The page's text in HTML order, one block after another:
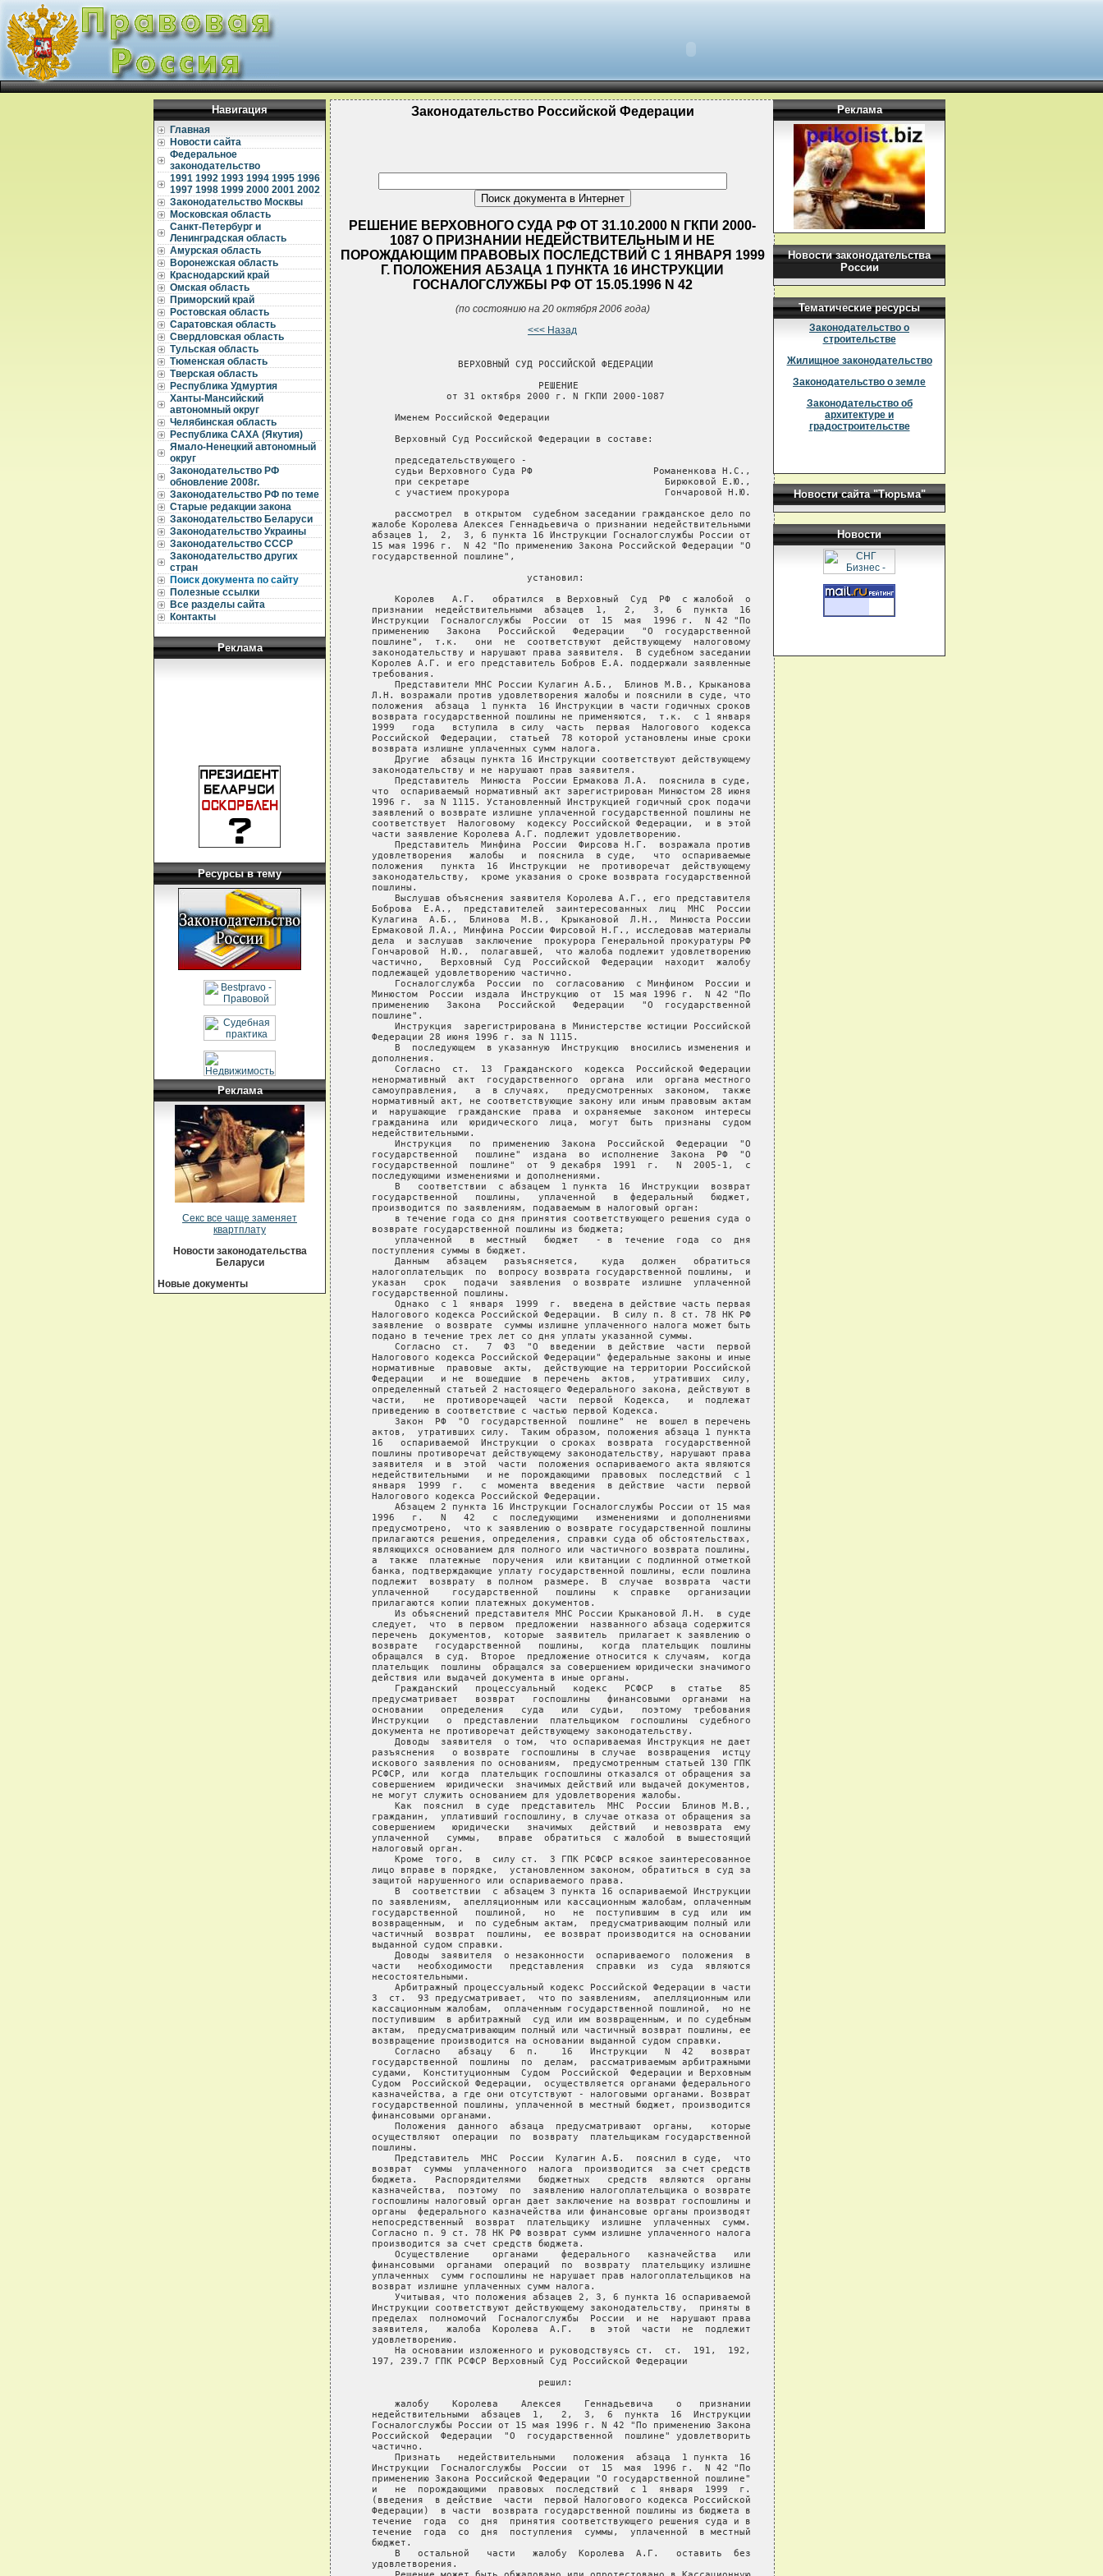
Навигация
Главная
Новости сайта
Федеральное
законодательство
1991 1992 1993 1994 1995 1996
1997 1998 1999 2000 2001 2002
Законодательство Москвы
Московская область
Санкт-Петербург и
Ленинградская область
Амурская область
Воронежская область
Краснодарский край
Омская область
Приморский край
Ростовская область
Саратовская область
Свердловская область
Тульская область
Тюменская область
Тверская область
Республика Удмуртия
Ханты-Мансийский
автономный округ
Челябинская область
Республика САХА (Якутия)
Ямало-Ненецкий автономный
округ
Законодательство РФ
обновление 2008г.
Законодательство РФ по теме
Старые редакции закона
Законодательство Беларуси
Законодательство Украины
Законодательство СССР
Законодательство других
стран
Поиск документа по сайту
Полезные ссылки
Все разделы сайта
Контакты
Реклама
Ресурсы в тему
Реклама
Секс все чаще заменяет
квартплату
Новости законодательства
Беларуси
Новые документы
Законодательство Российской Федерации
РЕШЕНИЕ ВЕРХОВНОГО СУДА РФ ОТ 31.10.2000 N ГКПИ 2000-
1087 О ПРИЗНАНИИ НЕДЕЙСТВИТЕЛЬНЫМ И НЕ
ПОРОЖДАЮЩИМ ПРАВОВЫХ ПОСЛЕДСТВИЙ С 1 ЯНВАРЯ 1999
Г. ПОЛОЖЕНИЯ АБЗАЦА 1 ПУНКТА 16 ИНСТРУКЦИИ
ГОСНАЛОГСЛУЖБЫ РФ ОТ 15.05.1996 N 42
(по состоянию на 20 октября 2006 года)
<<< Назад
Реклама
Новости законодательства
России
Тематические ресурсы
Законодательство о
строительстве
Жилищное законодательство
Законодательство о земле
Законодательство об
архитектуре и
градостроительстве
Новости сайта "Тюрьма"
Новости